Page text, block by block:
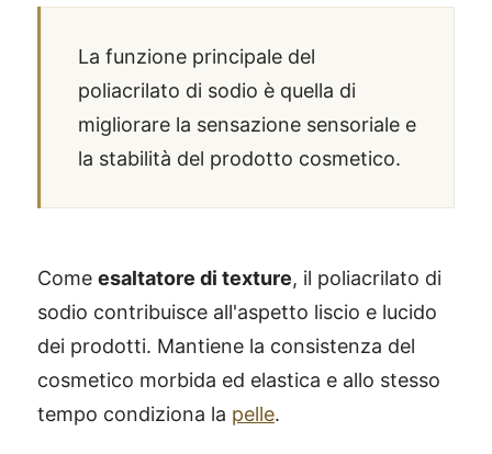
La funzione principale del
poliacrilato di sodio è quella di
migliorare la sensazione sensoriale e
la stabilità del prodotto cosmetico.
Come esaltatore di texture, il poliacrilato di
sodio contribuisce all'aspetto liscio e lucido
dei prodotti. Mantiene la consistenza del
cosmetico morbida ed elastica e allo stesso
tempo condiziona la pelle.